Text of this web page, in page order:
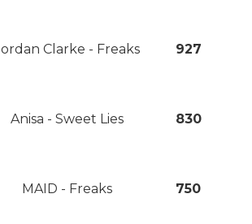
Clarke - Freaks 927
Anisa - Sweet Lies 830
MAID - Freaks 750